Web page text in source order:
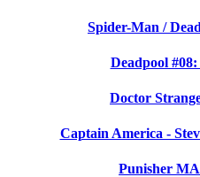
Spider-Man /
Deadpool
Doctor
Captain America -
Punisher